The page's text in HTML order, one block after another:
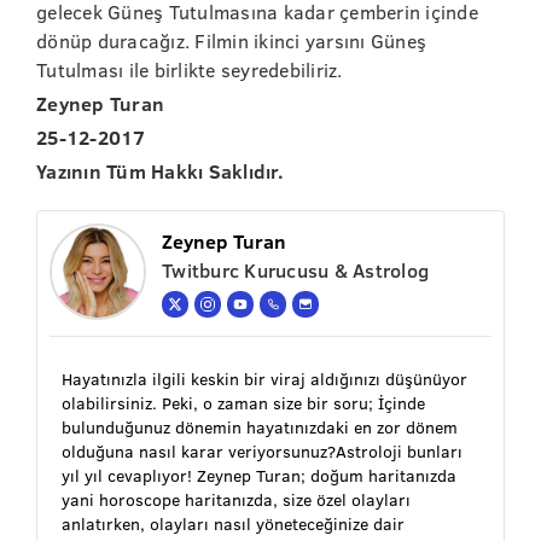
gelecek Güneş Tutulmasına kadar çemberin içinde
dönüp duracağız. Filmin ikinci yarsını Güneş
Tutulması ile birlikte seyredebiliriz.
Zeynep Turan
25-12-2017
Yazının Tüm Hakkı Saklıdır.
Zeynep Turan
Twitburc Kurucusu & Astrolog
Hayatınızla ilgili keskin bir viraj aldığınızı düşünüyor
olabilirsiniz. Peki, o zaman size bir soru; İçinde
bulunduğunuz dönemin hayatınızdaki en zor dönem
olduğuna nasıl karar veriyorsunuz?Astroloji bunları
yıl yıl cevaplıyor! Zeynep Turan; doğum haritanızda
yani horoscope haritanızda, size özel olayları
anlatırken, olayları nasıl yöneteceğinize dair